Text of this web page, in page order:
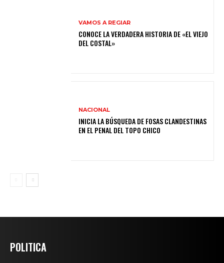
VAMOS A REGIAR
CONOCE LA VERDADERA HISTORIA DE «EL VIEJO
DEL COSTAL»
NACIONAL
INICIA LA BÚSQUEDA DE FOSAS CLANDESTINAS
EN EL PENAL DEL TOPO CHICO
POLITICA